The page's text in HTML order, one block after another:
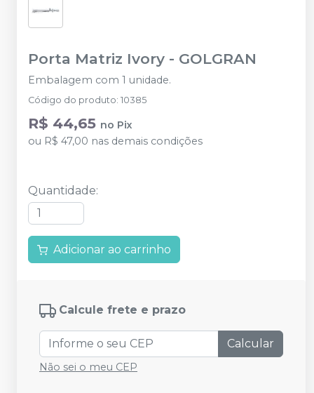
Porta Matriz Ivory - GOLGRAN
Embalagem com 1 unidade.
Código do produto: 10385
R$ 44,65 no Pix
ou R$ 47,00 nas demais condições
Quantidade:
Adicionar ao carrinho
Calcule frete e prazo
Calcular
Não sei o meu CEP